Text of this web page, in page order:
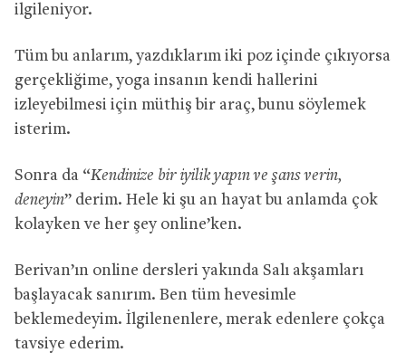
ilgileniyor.
Tüm bu anlarım, yazdıklarım iki poz içinde çıkıyorsa
gerçekliğime, yoga insanın kendi hallerini
izleyebilmesi için müthiş bir araç, bunu söylemek
isterim.
Sonra da “Kendinize bir iyilik yapın ve şans verin,
deneyin” derim. Hele ki şu an hayat bu anlamda çok
kolayken ve her şey online’ken.
Berivan’ın online dersleri yakında Salı akşamları
başlayacak sanırım. Ben tüm hevesimle
beklemedeyim. İlgilenenlere, merak edenlere çokça
tavsiye ederim.